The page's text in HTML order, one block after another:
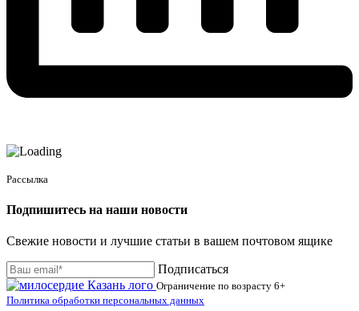
Рассылка
Подпишитесь на наши новости
Свежие новости и лучшие статьи в вашем почтовом ящике
Подписаться
Ограничение по возрасту 6+
Политика обработки персональных данных